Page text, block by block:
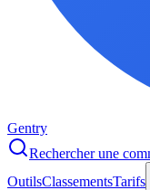
Gentry
Rechercher une
OutilsClassementsTarifs